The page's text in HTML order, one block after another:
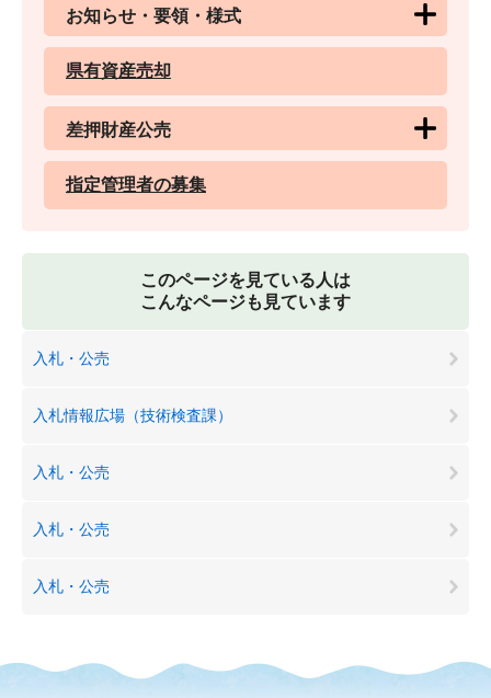
お知らせ・要領・様式
県有資産売却
差押財産公売
指定管理者の募集
このページを見ている人は
こんなページも見ています
入札・公売
入札情報広場（技術検査課）
入札・公売
入札・公売
入札・公売